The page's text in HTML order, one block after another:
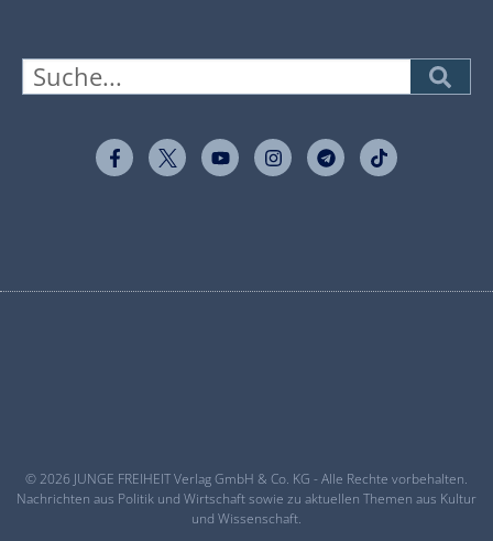
© 2026 JUNGE FREIHEIT Verlag GmbH & Co. KG - Alle Rechte vorbehalten.
Nachrichten aus Politik und Wirtschaft sowie zu aktuellen Themen aus Kultur
und Wissenschaft.